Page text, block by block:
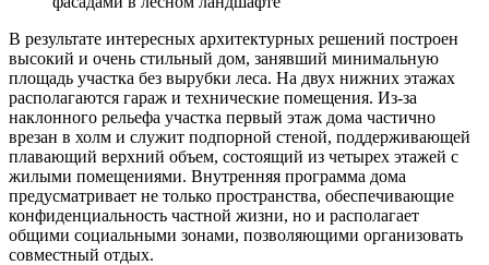
В результате интересных архитектурных решений построен
высокий и очень стильный дом, занявший минимальную
площадь участка без вырубки леса. На двух нижних этажах
располагаются гараж и технические помещения. Из-за
наклонного рельефа участка первый этаж дома частично
врезан в холм и служит подпорной стеной, поддерживающей
плавающий верхний объем, состоящий из четырех этажей с
жилыми помещениями. Внутренняя программа дома
предусматривает не только пространства, обеспечивающие
конфиденциальность частной жизни, но и располагает
общими социальными зонами, позволяющими организовать
совместный отдых.